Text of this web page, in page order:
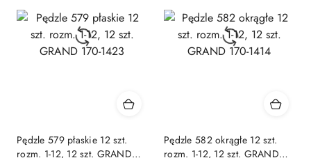
Pędzle 579 płaskie 12 szt.
rozm. 1-12, 12 szt. GRAND
Pędzle 582 okrągłe 12 szt.
rozm. 1-12, 12 szt. GRAND